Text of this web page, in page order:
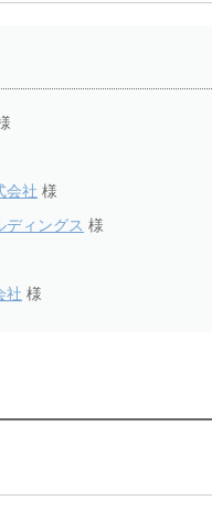
会社 様
ディングス 様
社 様